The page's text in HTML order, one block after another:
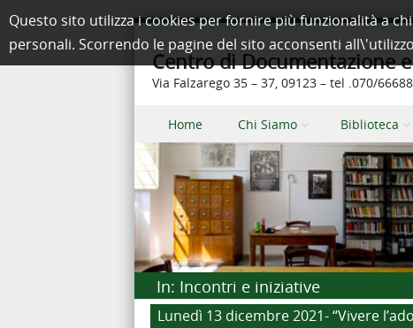
Centro di Documentazione
Via Falzarego 35 – 37, 09123 – tel .070/
Menu
Home Chi Siamo Biblioteca
In: Incontri e iniziative
Lunedì 13 dicembre 2021- “Vivere
Questo sito utilizza i cookies per fornire più funzionalità a
personali. Scorrendo le pagine del sito acconsenti